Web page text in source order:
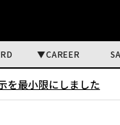
CAREER
を最小限にしました